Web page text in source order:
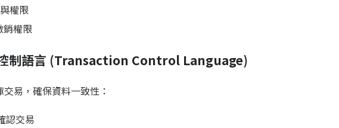
權限
銷權限
制語言 (Transaction Control Language)
易，確保資料一致性：
認交易